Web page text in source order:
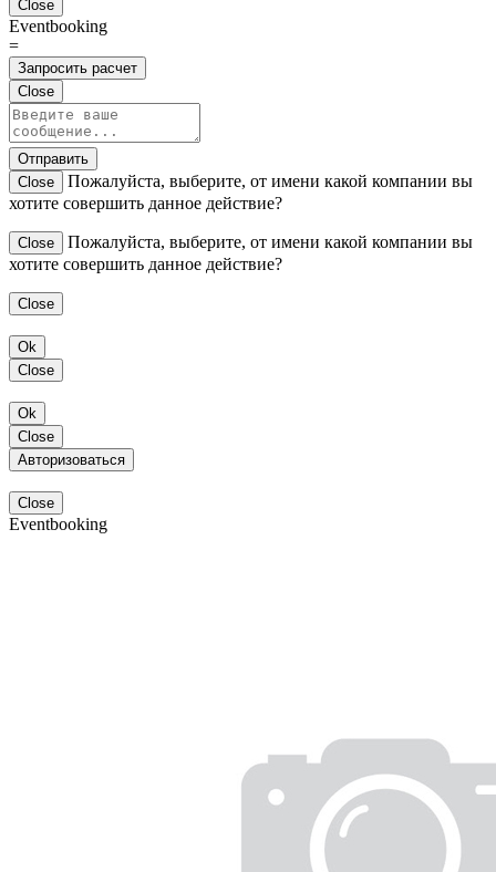
Close
Eventbooking
=
Запросить расчет
Close
Отправить
Close
Пожалуйста, выберите, от имени какой компании вы
хотите совершить данное действие?
Close
Пожалуйста, выберите, от имени какой компании вы
хотите совершить данное действие?
Close
Ok
Close
Ok
Close
Авторизоваться
Close
Eventbooking